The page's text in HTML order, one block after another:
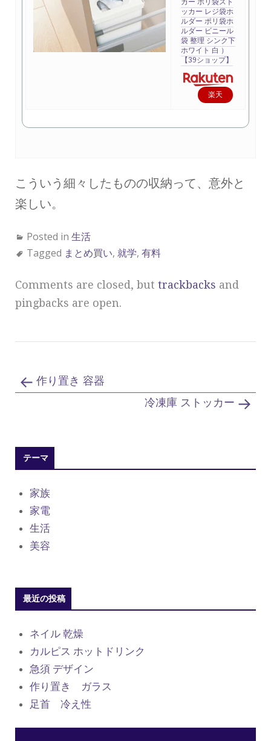
カー ポリ袋スト
ッカー レジ袋ホ
ルダー ポリ袋ホ
ルダー ビニール
袋 整理 シンク下
ホワイト 白 ）
【39ショップ】
楽天
入
こういう細々したものの収納って、意外と
楽しい。
Posted in 生活
Tagged まとめ買い, 就学, 有料
Comments are closed, but trackbacks and
pingbacks are open.
作り置き 容器
冷凍庫 ストッカー
テーマ
家族
家電
生活
美容
最近の投稿
ネイル 乾燥
カルピス ホットドリンク
急須 デザイン
作り置き ガラス
足首 冷え性